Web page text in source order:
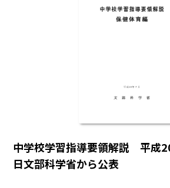
中学校学習指導要領解説 平成
日文部科学省から公表